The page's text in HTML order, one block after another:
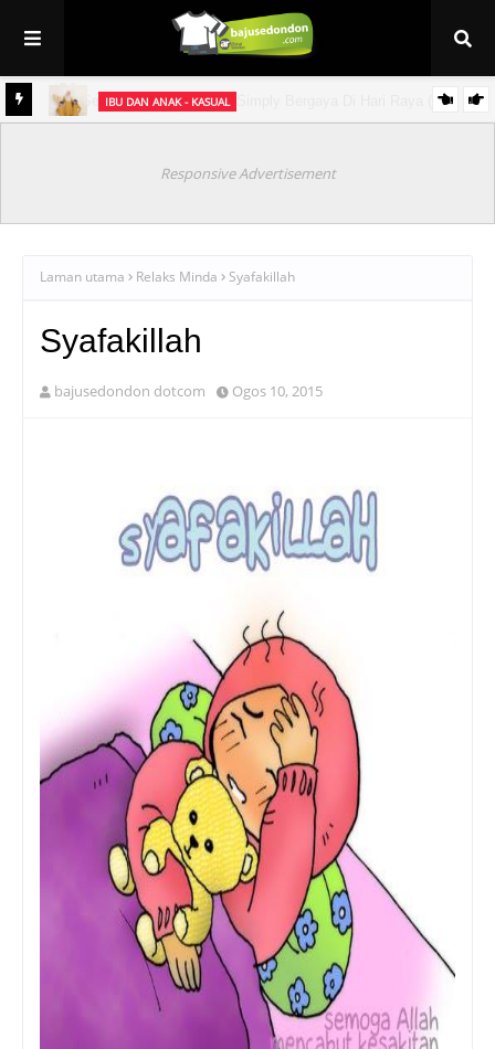
IBU DAN ANAK - KASUAL
Responsive Advertisement
Laman utama Relaks Minda Syafakillah
Syafakillah
bajusedondon dotcom Ogos 10, 2015